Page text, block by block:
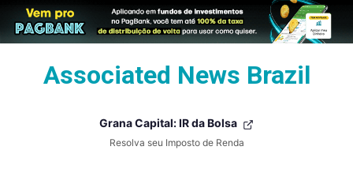
Associated News Brazil
Grana Capital: IR da Bolsa
Resolva seu Imposto de Renda